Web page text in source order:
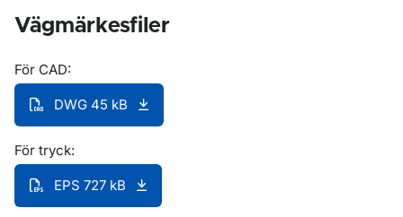
Vägmärkesfiler
För CAD:
DWG 45 kB
För tryck:
EPS 727 kB